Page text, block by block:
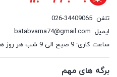
تلفن 026-34409065
ایمیل batabvarna74@gmail.com
ساعت کاری: 9 صبح الی 9 شب هر روز هفته
برگه های مهم